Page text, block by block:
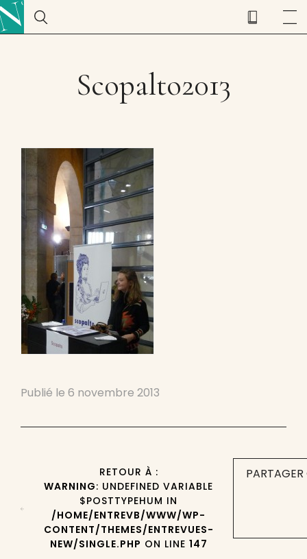
Scopalto2013
Publié le 6 novembre 2013
RETOUR À :
WARNING: UNDEFINED VARIABLE
$POSTTYPEHUM IN
/HOME/ENTREVB/WWW/WP-
CONTENT/THEMES/ENTREVUES-
NEW/SINGLE.PHP ON LINE 147